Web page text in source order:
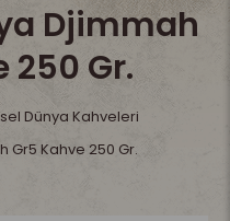
Djimmah
250 Gr.
Dünya Kahveleri
Gr5 Kahve 250 Gr.